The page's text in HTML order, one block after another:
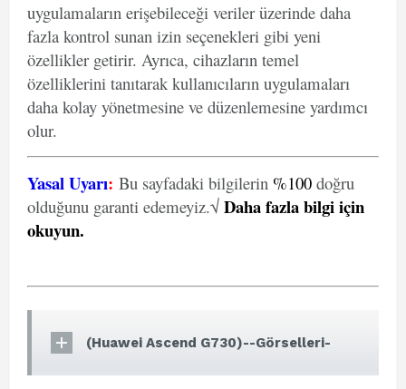
uygulamaların erişebileceği veriler üzerinde daha
fazla kontrol sunan izin seçenekleri gibi yeni
özellikler getirir. Ayrıca, cihazların temel
özelliklerini tanıtarak kullanıcıların uygulamaları
daha kolay yönetmesine ve düzenlemesine yardımcı
olur.
Yasal Uyarı: Bu sayfadaki bilgilerin %100 doğru
olduğunu garanti edemeyiz.√ Daha fazla bilgi için
okuyun.
(Huawei Ascend G730)--Görselleri-